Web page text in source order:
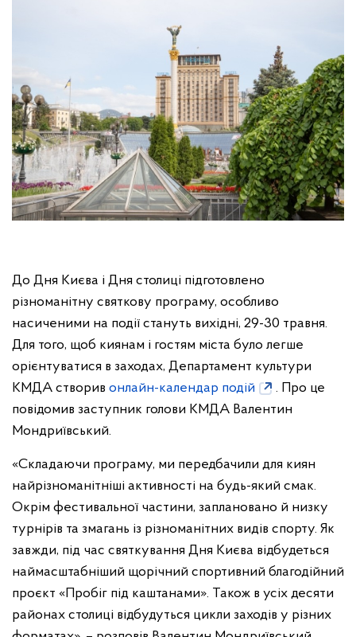
До Дня Києва і Дня столиці підготовлено
різноманітну святкову програму, особливо
насиченими на події стануть вихідні, 29-30 травня.
Для того, щоб киянам і гостям міста було легше
орієнтуватися в заходах, Департамент культури
КМДА створив онлайн-календар подій
. Про це
повідомив заступник голови КМДА Валентин
Мондриївський.
«Складаючи програму, ми передбачили для киян
найрізноманітніші активності на будь-який смак.
Окрім фестивальної частини, заплановано й низку
турнірів та змагань із різноманітних видів спорту. Як
завжди, під час святкування Дня Києва відбудеться
наймасштабніший щорічний спортивний благодійний
проєкт «Пробіг під каштанами». Також в усіх десяти
районах столиці відбудуться цикли заходів у різних